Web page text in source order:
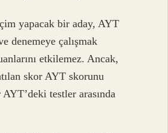
yapacak bir aday, AYT
denemeye çalışmak
etkilemez. Ancak,
skor AYT skorunu
testler arasında